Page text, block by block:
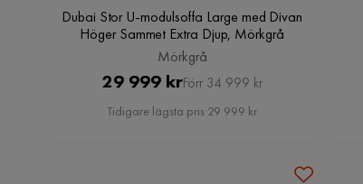
Dubai Stor U-modulsoffa Large med Divan
Höger Sammet Extra Djup, Mörkgrå
Mörkgrå
Pris
29 999 krOriginal
Pris
Förr 34 999 kr
Tidigare lägsta pris 29 999 kr